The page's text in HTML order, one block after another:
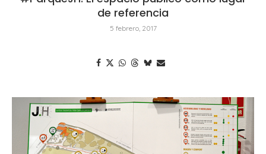
de referencia
5 febrero, 2017